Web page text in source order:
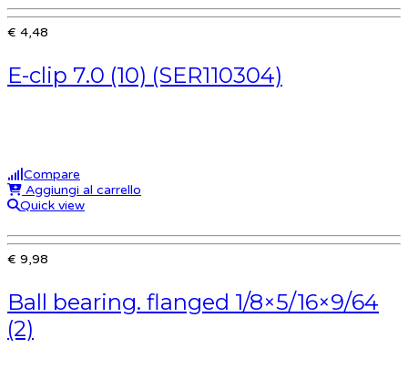
€ 4,48
E-clip 7.0 (10) (SER110304)
Compare
Aggiungi al carrello
Quick view
€ 9,98
Ball bearing. flanged 1/8×5/16×9/64
(2)